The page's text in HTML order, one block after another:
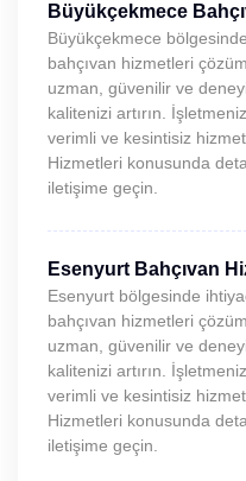
Büyükçekmece
Büyükçekmece
bahçıvan hizmetleri
uzman, güvenilir ve
kalitenizi artırın.
verimli ve kesintisiz hizmet
Hizmetleri konusunda
iletişime geçin.
Esenyurt Bahçıvan
Esenyurt bölgesinde
bahçıvan hizmetleri
uzman, güvenilir ve
kalitenizi artırın.
verimli ve kesintisiz hizmet
Hizmetleri konusunda
iletişime geçin.